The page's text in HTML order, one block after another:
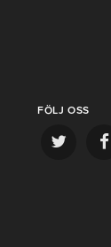
FÖLJ OSS